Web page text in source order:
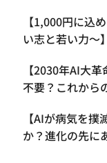
【1,000円に込
い志と若い力〜】
【2030年AI大
不要？これから
【AIが病気を
か？進化の先に